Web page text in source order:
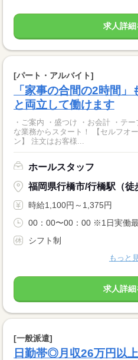
求人詳細
[パート・アルバイト]
「家事の合間の2時間
と両立して働けます
・ご案内 ・盛つけ ・お会計 ・テ
な業務からスタート！ 【セルフオーダー導入なので接客がカンタ
ン】 注文はお客様...
ホールスタッフ
福岡県行橋市/行橋駅（徒
時給1,100円～1,375円
00：00〜00：00 ※1日実働
シフト制
もっと
求人詳細
[一般派遣]
日勤帯◎月収26万円以